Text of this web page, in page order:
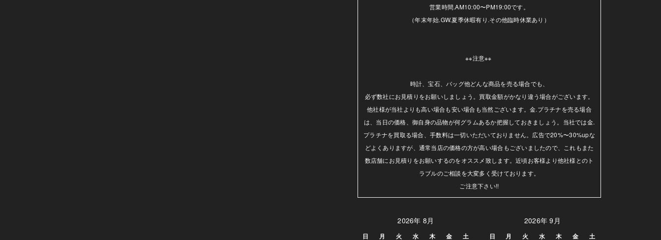
営業時間.AM10:00〜PM19:00です。
（年末年始.GW.夏季休暇有り.その他臨時休業あり）
※※注意※※
時計、宝石、バッグ他どんな商品を売る場合でも、
必ず数社にお見積りをお願いしましょう。買取金額がかなり違う場合がございます。
他社様が当社よりも高い場合も安い場合も当然ございます。金.プラチナを売る場合
は、当日の価格、御自身の品物が何グラムあるか把握しておきましょう。当社では金.
プラチナを買取る場合、手数料は一切いただいておりません。広告で20%〜30%upな
どよくありますが、通常当店の価格の方が高い場合もございましたので、これもまた
数店舗にお見積りをお願いするのをオススメ致します。近頃お客様より他社様とのト
ラブルのご相談を大変多く受けております。
ご注意下さい!!
2026年 8月
日 月 火 水 木 金 土
2026年 9月
日 月 火 水 木 金 土